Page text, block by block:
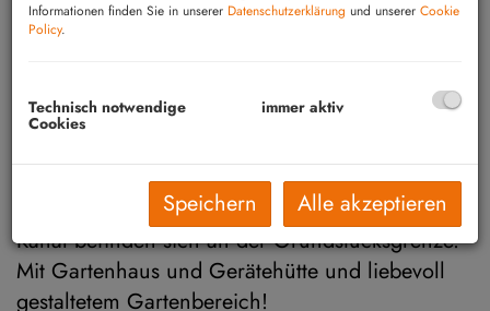
Beschreibung
Schönes, nahezu ebenes Grundstück (809m²
Bauland / 380m² Grünland). Strom, Wasser und
Kanal befinden sich an der Grundstücksgrenze.
Mit Gartenhaus und Gerätehütte und liebevoll
gestaltetem Gartenbereich!
Informationen finden Sie in unserer Datenschutzerklärung und unserer Cookie
Policy.
Technisch notwendige
Cookies
immer aktiv
Speichern Alle akzeptieren